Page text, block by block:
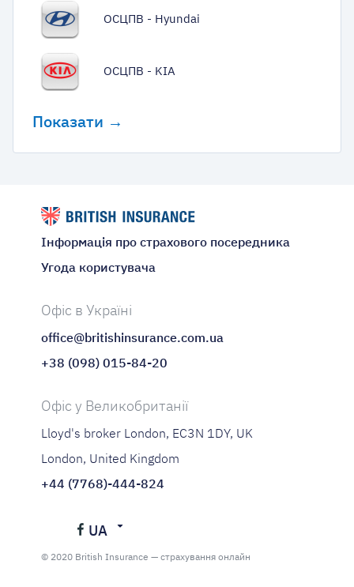
ОСЦПВ - Hyundai
ОСЦПВ - KIA
Показати →
Інформація про страхового посередника
Угода користувача
Офіс в Україні
office@britishinsurance.com.ua
+38 (098) 015-84-20
Офіс у Великобританії
Lloyd's broker London, EC3N 1DY, UK
London, United Kingdom
+44 (7768)-444-824
UA
Українська
© 2020 British Insurance — страхування онлайн